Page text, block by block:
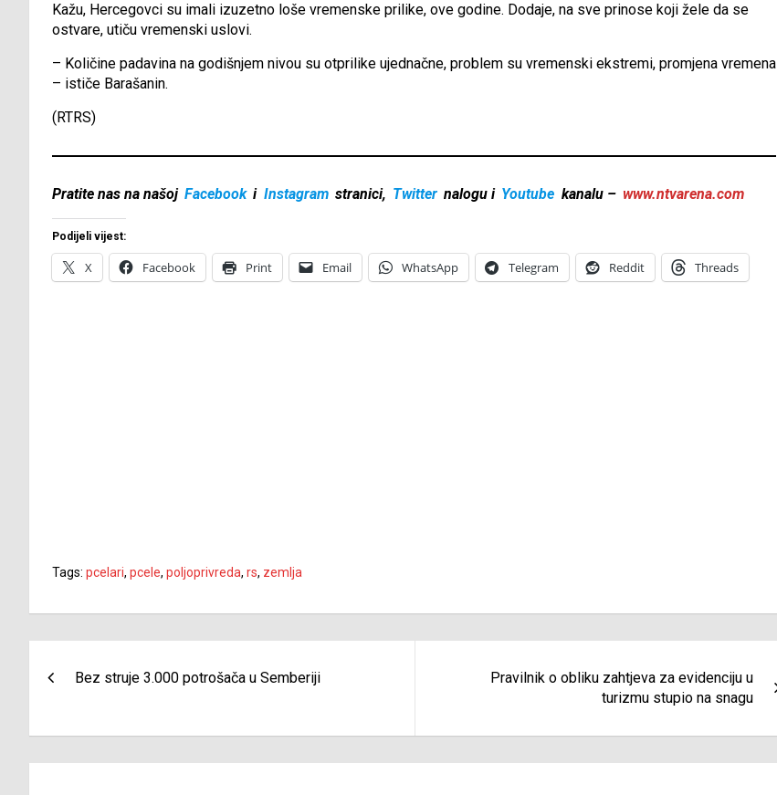
Kažu, Hercegovci su imali izuzetno loše vremenske prilike, ove godine. Dodaje, na sve prinose koji žele da se
ostvare, utiču vremenski uslovi.
– Količine padavina na godišnjem nivou su otprilike ujednačne, problem su vremenski ekstremi, promjena vremena
– ističe Barašanin.
(RTRS)
Pratite nas na našoj Facebook i Instagram stranici, Twitter nalogu i Youtube kanalu – www.ntvarena.com
Podijeli vijest:
X Facebook Print Email WhatsApp Telegram Reddit Threads
Tags: pcelari, pcele, poljoprivreda, rs, zemlja
članaka
Bez struje 3.000 potrošača u Semberiji
Pravilnik o obliku zahtjeva za evidenciju u
turizmu stupio na snagu